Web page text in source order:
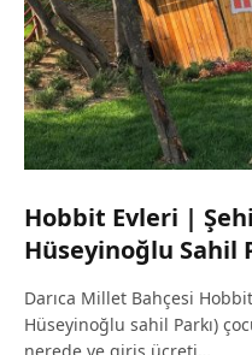
Hobbit Evleri |
Hüseyinoğlu Sahil
Darıca Millet Bahçesi
Hüseyinoğlu sahil Parkı)